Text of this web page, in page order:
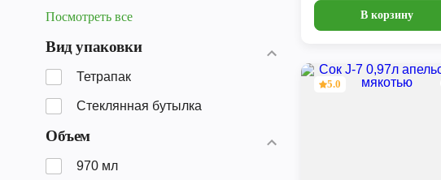
Посмотреть все
Вид упаковки
Тетрапак
Стеклянная бутылка
Объем
970 мл
В корзину
5.0